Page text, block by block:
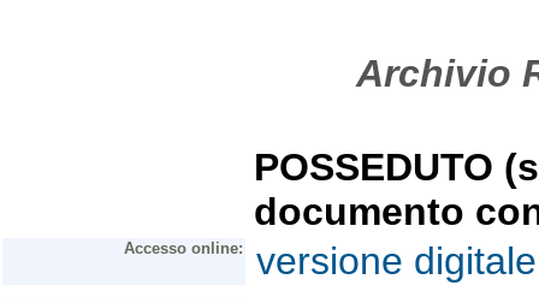
Archivio
POSSEDUTO
documento
Accesso online: versione digitale